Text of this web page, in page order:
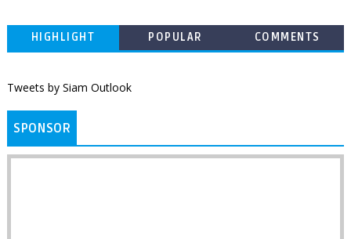
HIGHLIGHT POPULAR COMMENTS
Tweets by Siam Outlook
SPONSOR